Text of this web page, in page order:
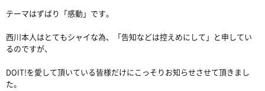
テーマはずばり「感動」です。
西川本人はとてもシャイな為、「告知などは控えめにして」と申してい
るのですが、
DOIT!を愛して頂いている皆様だけにこっそりお知らせさせて頂きまし
た。